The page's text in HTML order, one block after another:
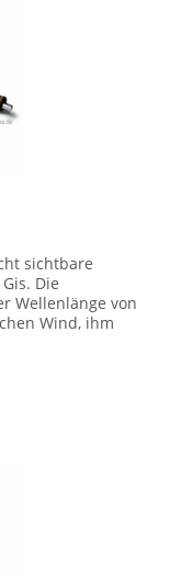
sichtbare
Die
Wellenlänge von
Wind, ihm